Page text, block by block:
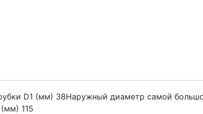
D1 (мм) 38Наружный диаметр самой
115